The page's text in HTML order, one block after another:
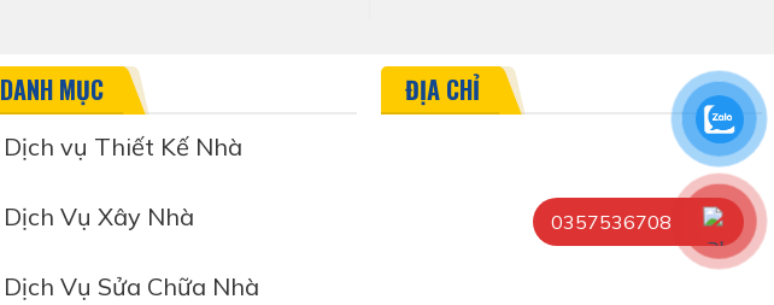
DANH MỤC
Dịch vụ Thiết Kế Nhà
Dịch Vụ Xây Nhà
Dịch Vụ Sửa Chữa Nhà
ĐỊA CHỈ
0357536708